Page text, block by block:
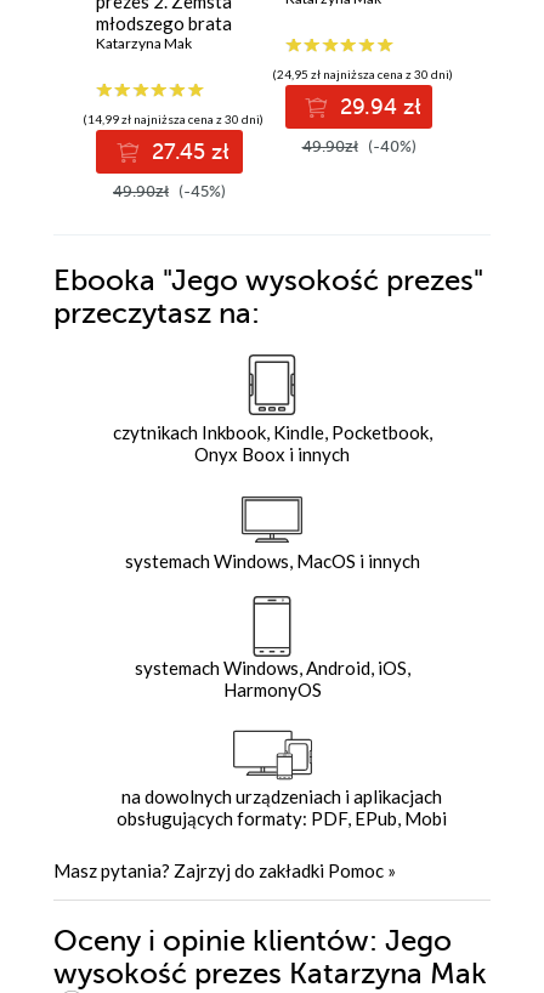
młodszego brata
Katarzyna Mak
(14,99 zł najniższa cena z 30 dni)
27.45 zł
49.90zł (-45%)
(24,95 zł najniższa cena z 30 dni)
29.94 zł
49.90zł (-40%)
Ebooka "Jego wysokość prezes"
przeczytasz na:
czytnikach Inkbook, Kindle, Pocketbook,
Onyx Boox i innych
systemach Windows, MacOS i innych
systemach Windows, Android, iOS,
HarmonyOS
na dowolnych urządzeniach i aplikacjach
obsługujących formaty: PDF, EPub, Mobi
Masz pytania? Zajrzyj do zakładki Pomoc »
Oceny i opinie klientów: Jego
wysokość prezes Katarzyna Mak